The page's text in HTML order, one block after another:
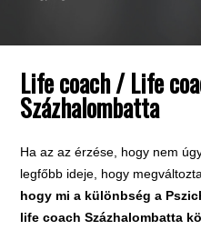
Life coach / Life
Százhalombatta
Ha az az érzése, hogy nem
legfőbb ideje, hogy
hogy mi a különbség a
life coach Százhalombatta